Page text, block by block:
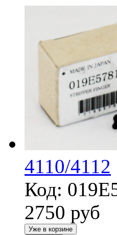
4110/4112
Код:
2750 руб
Уже в корзине